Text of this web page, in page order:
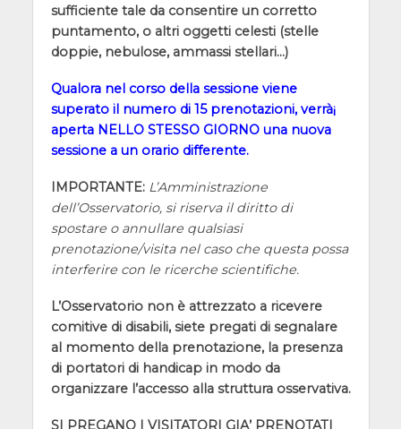
sufficiente tale da consentire un corretto
puntamento, o altri oggetti celesti (stelle
doppie, nebulose, ammassi stellari…)
Qualora nel corso della sessione viene
superato il numero di 15 prenotazioni, verrà¡
aperta NELLO STESSO GIORNO una nuova
sessione a un orario differente.
IMPORTANTE: L’Amministrazione
dell’Osservatorio, si riserva il diritto di
spostare o annullare qualsiasi
prenotazione/visita nel caso che questa possa
interferire con le ricerche scientifiche.
L’Osservatorio non è attrezzato a ricevere
comitive di disabili, siete pregati di segnalare
al momento della prenotazione, la presenza
di portatori di handicap in modo da
organizzare l’accesso alla struttura osservativa.
SI PREGANO I VISITATORI GIA’ PRENOTATI